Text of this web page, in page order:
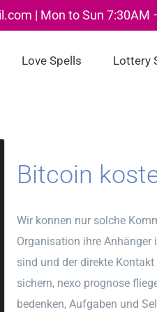
| Mon to Sun 7:30AM
Love Spells Lottery
Bitcoin
Wir konnen nur solche
Organisation ihre Anhänger
sind und der direkte
sichern, nexo prognose
bedenken, Aufgaben und